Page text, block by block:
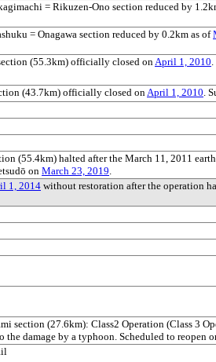
= Rikuzen-Ono section reduced by
= Onagawa section reduced by 0.2km as of
(55.3km) officially closed onApril 1, 2010
(43.7km) officially closed onApril 1, 2010.
(55.4km) halted after the March 11, 2011
on March 23, 2019.
1, 2014without restoration after the operation
section (27.6km): Class2 Operation (Class 3
the damage by a typhoon. Scheduled to reopen